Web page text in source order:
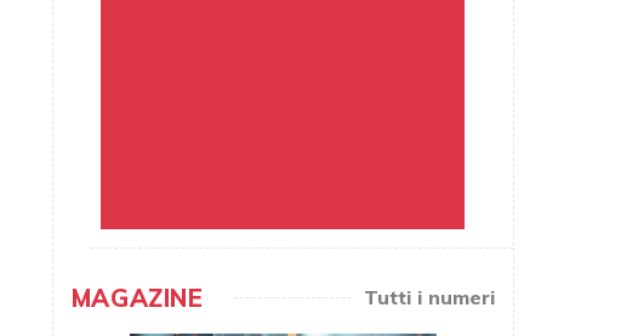
MAGAZINE Tutti i numeri